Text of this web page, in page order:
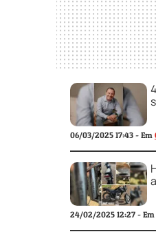
06/03/2025 17:43 - Em
24/02/2025 12:27 - Em